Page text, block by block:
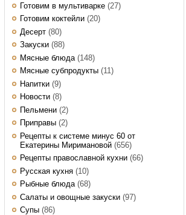
Готовим в мультиварке (27)
Готовим коктейли (20)
Десерт (80)
Закуски (88)
Мясные блюда (148)
Мясные субпродукты (11)
Напитки (9)
Новости (8)
Пельмени (2)
Приправы (2)
Рецепты к системе минус 60 от
Екатерины Миримановой (656)
Рецепты православной кухни (66)
Русская кухня (10)
Рыбные блюда(68)
Салаты и овощные закуски (97)
Супы (86)